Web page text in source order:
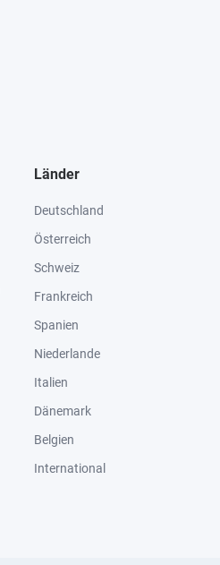
Länder
Deutschland
Österreich
Schweiz
Frankreich
Spanien
Niederlande
Italien
Dänemark
Belgien
International